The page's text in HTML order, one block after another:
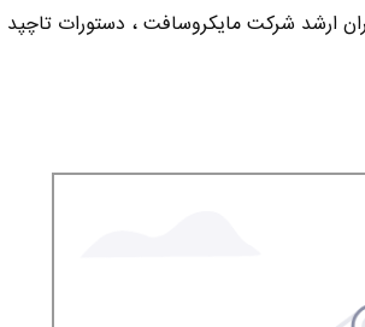
ارشد شرکت مایکروسافت ، دستورات تاچپد